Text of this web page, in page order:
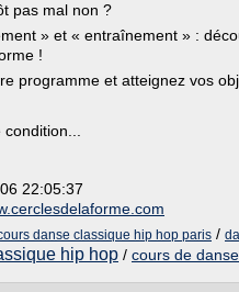
pas mal non ?
» et « entraînement » :
!
programme et atteignez vos
22:05:37
danse classique hip hop paris /
hip hop / cours de